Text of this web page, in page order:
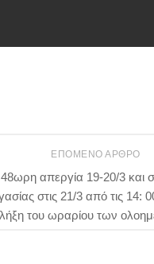
ΕΠΌΜΕΝΟ ΆΡΘΡΟ
48ωρη απεργία 19-20/3 και
στις 21/3 από τις 14:
λήξη του ωραρίου των